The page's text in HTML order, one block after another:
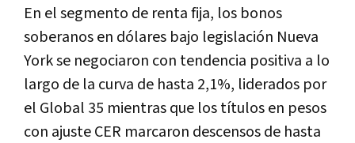
En el segmento de renta fija, los bonos
soberanos en dólares bajo legislación Nueva
York se negociaron con tendencia positiva a lo
largo de la curva de hasta 2,1%, liderados por
el Global 35 mientras que los títulos en pesos
con ajuste CER marcaron descensos de hasta